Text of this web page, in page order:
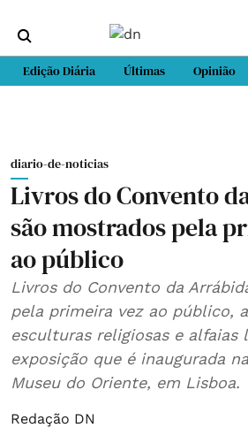
Edição Diária Últimas Opinião
diario-de-noticias
Livros do Convento
são mostrados pela
ao público
Livros do Convento da
pela primeira vez ao público,
esculturas religiosas e alfaias
exposição que é inaugurada
Museu do Oriente, em Lisboa.
Redação DN